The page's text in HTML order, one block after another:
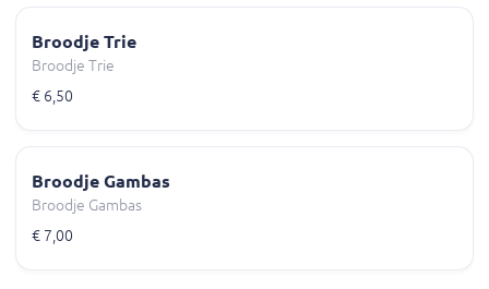
Broodje Trie
Broodje Trie
€ 6,50
Broodje Gambas
Broodje Gambas
€ 7,00